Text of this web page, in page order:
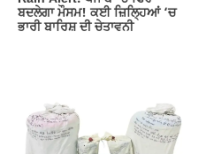
ਬਦਲੇਗਾ ਮੌਸਮ! ਕਈ ਜ਼ਿਲ੍ਹਿਆਂ ‘ਚ
ਭਾਰੀ ਬਾਰਿਸ਼ ਦੀ ਚੇਤਾਵਨੀ